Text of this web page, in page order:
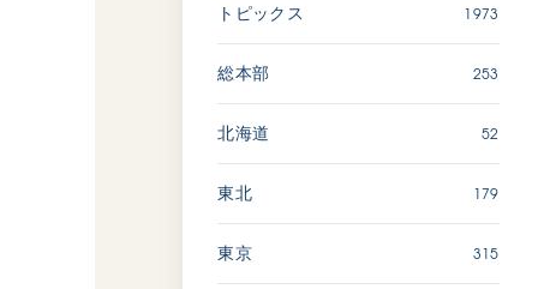
「ペンタトニック・ファン
2026.07.17
文化
動画
トピックス 1973
総本部 253
北海道 52
東北 179
東京 315